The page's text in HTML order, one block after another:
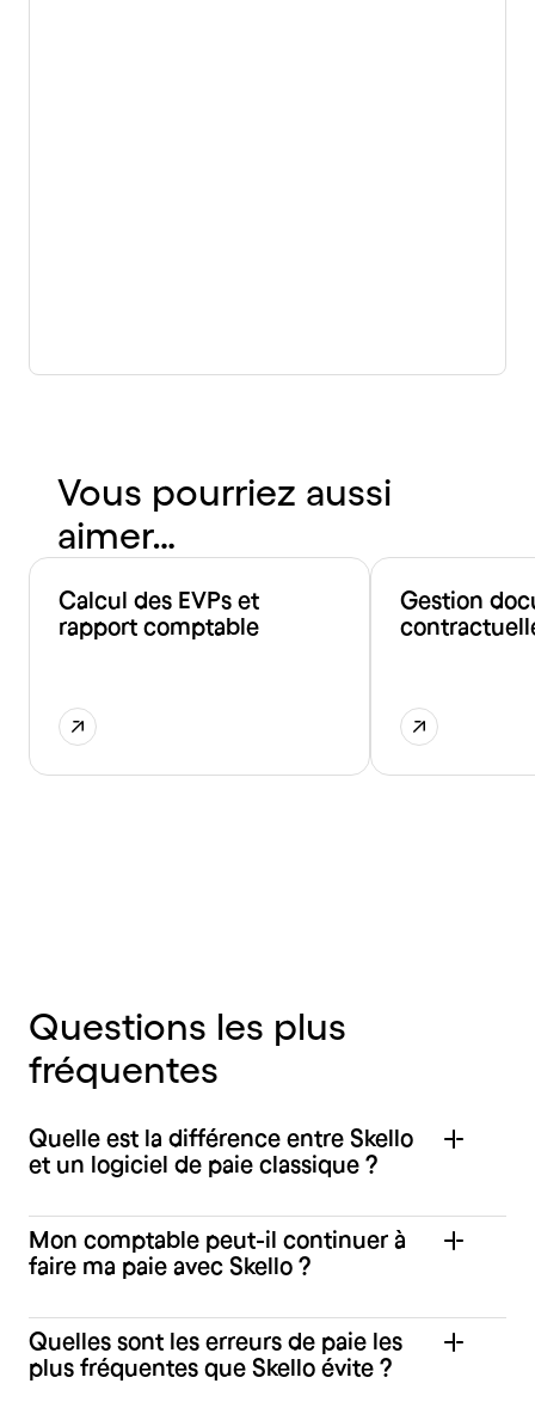
Vous pourriez aussi
aimer…
Calcul des EVPs et
rapport comptable
Gestion
Questions les plus
fréquentes
Quelle est la différence entre Skello
et un logiciel de paie classique ?
Mon comptable peut-il continuer à
faire ma paie avec Skello ?
Quelles sont les erreurs de paie les
plus fréquentes que Skello évite ?